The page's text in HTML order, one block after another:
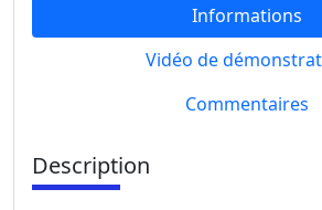
Informations
Vidéo de
Commentaires
Description